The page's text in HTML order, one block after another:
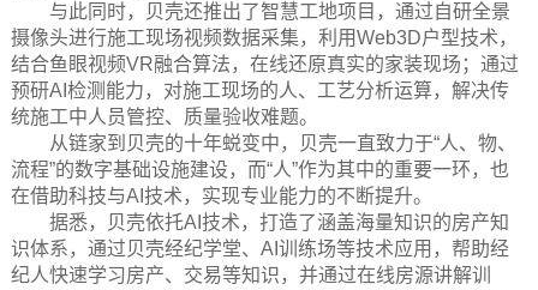
与此同时，贝壳还推出了智慧工地项目，通过自研全景
摄像头进行施工现场视频数据采集，利用Web3D户型技术，
结合鱼眼视频VR融合算法，在线还原真实的家装现场；通过
预研AI检测能力，对施工现场的人、工艺分析运算，解决传
统施工中人员管控、质量验收难题。
从链家到贝壳的十年蜕变中，贝壳一直致力于“人、物、
流程”的数字基础设施建设，而“人”作为其中的重要一环，也
在借助科技与AI技术，实现专业能力的不断提升。
据悉，贝壳依托AI技术，打造了涵盖海量知识的房产知
识体系，通过贝壳经纪学堂、AI训练场等技术应用，帮助经
纪人快速学习房产、交易等知识，并通过在线房源讲解训